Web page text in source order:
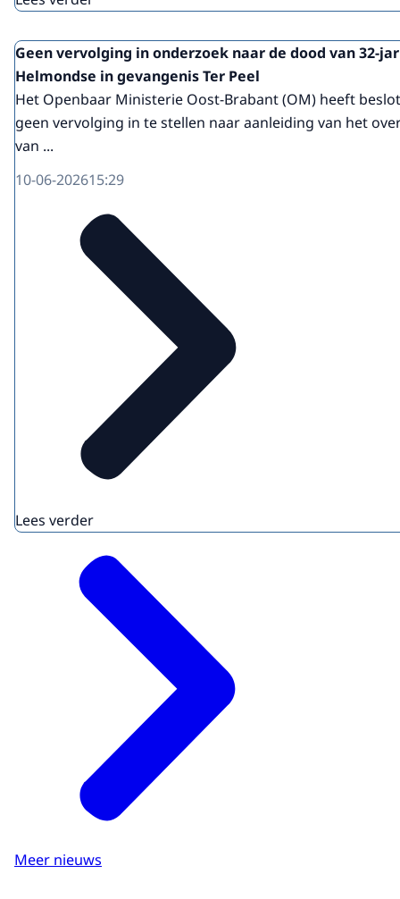
Geen vervolging in onderzoek naar de dood van 32-
Helmondse in gevangenis Ter Peel
Het Openbaar Ministerie Oost-Brabant (OM) heeft
geen vervolging in te stellen naar aanleiding van het
van ...
10-06-202615:29
Lees verder
Meer nieuws